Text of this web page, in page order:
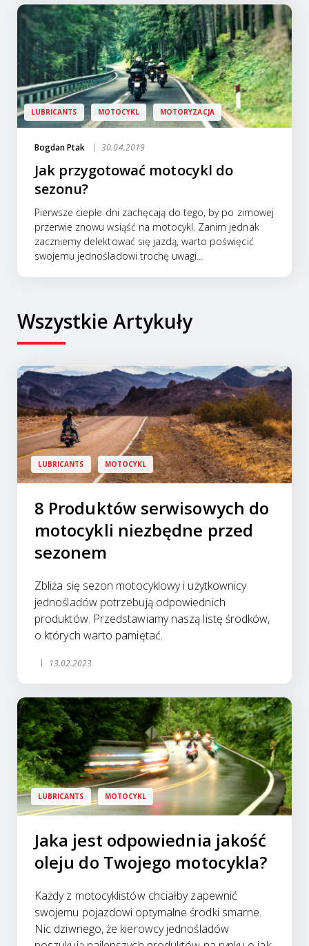
LUBRICANTS MOTOCYKL MOTORYZACJA
Bogdan Ptak 30.04.2019
Jak przygotować motocykl do
sezonu?
Pierwsze ciepłe dni zachęcają do tego, by po zimowej
przerwie znowu wsiąść na motocykl. Zanim jednak
zaczniemy delektować się jazdą, warto poświęcić
swojemu jednośladowi trochę uwagi...
Wszystkie Artykuły
LUBRICANTS MOTOCYKL
8 Produktów serwisowych do
motocykli niezbędne przed
sezonem
Zbliża się sezon motocyklowy i użytkownicy
jednośladów potrzebują odpowiednich
produktów. Przedstawiamy naszą listę środków,
o których warto pamiętać.
13.02.2023
LUBRICANTS MOTOCYKL
Jaka jest odpowiednia jakość
oleju do Twojego motocykla?
Każdy z motocyklistów chciałby zapewnić
swojemu pojazdowi optymalne środki smarne.
Nic dziwnego, że kierowcy jednośladów